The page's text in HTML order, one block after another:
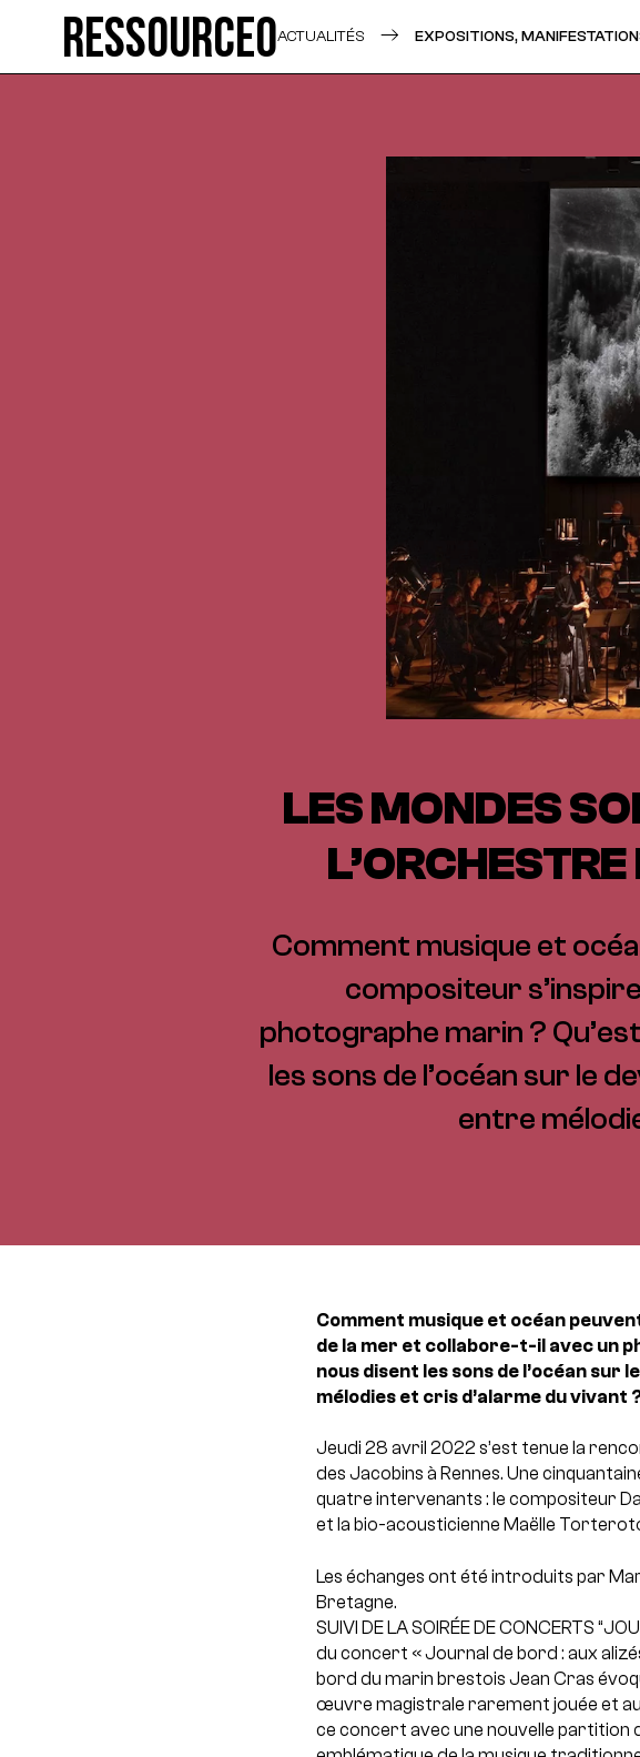
Ressource0ACTUALITÉS EXPOSITIONS,
LES MONDES
Comment musique et
compositeur
photographe marin ?
les sons de l’océan sur le
entre
Comment musique et océan
de la mer et collabore-t-il avec un
nous disent les sons de l’océan
mélodies et cris d’alarme du vivant
Jeudi 28 avril 2022 s’est tenue la
des Jacobins à Rennes. Une
quatre intervenants : le compositeur Dai
et la bio-acousticienne Maëlle
Les échanges ont été introduits par
Bretagne.
SUIVI DE LA SOIRÉE DE CONCERTS
du concert « Journal de bord : aux
bord du marin brestois Jean Cras
œuvre magistrale rarement jouée et
ce concert avec une nouvelle partition